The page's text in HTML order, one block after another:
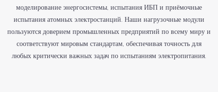
моделирование энергосистемы, испытания ИБП и приёмочные
испытания атомных электростанций. Наши нагрузочные модули
пользуются доверием промышленных предприятий по всему миру и
соответствуют мировым стандартам, обеспечивая точность для
любых критически важных задач по испытаниям электропитания.